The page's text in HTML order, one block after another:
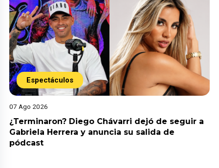
Espectáculos
07 Ago 2026
¿Terminaron? Diego Chávarri dejó de seguir a
Gabriela Herrera y anuncia su salida de
pódcast